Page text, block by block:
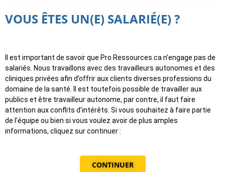
VOUS ÊTES UN(E) SALARIÉ(E) ?
Il est important de savoir que Pro Ressources.ca n’engage pas de
salariés. Nous travaillons avec des travailleurs autonomes et des
cliniques privées afin d’offrir aux clients diverses professions du
domaine de la santé. Il est toutefois possible de travailler aux
publics et être travailleur autonome, par contre, il faut faire
attention aux conflits d’intérêts. Si vous souhaitez à faire partie
de l’équipe ou bien si vous voulez avoir de plus amples
informations, cliquez sur continuer :
CONTINUER